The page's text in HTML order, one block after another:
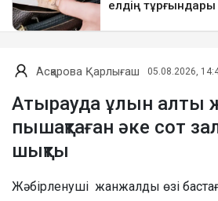
Асқарова Қарлығаш 05.08.2026,
Атырауда ұлын алты
пышақтаған әке сот
шықты
Жәбірленуші жанжалды өзі